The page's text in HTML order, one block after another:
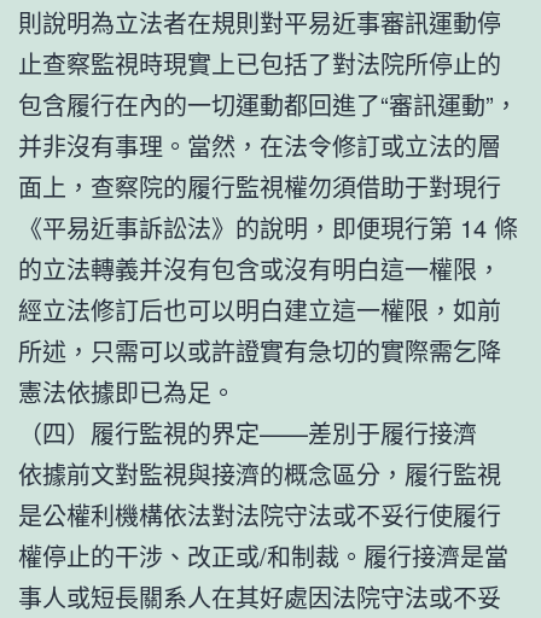
則說明為立法者在規則對平易近事審訊運動停
止查察監視時現實上已包括了對法院所停止的
包含履行在內的一切運動都回進了“審訊運動”，
并非沒有事理。當然，在法令修訂或立法的層
面上，查察院的履行監視權勿須借助于對現行
《平易近事訴訟法》的說明，即便現行第 14 條
的立法轉義并沒有包含或沒有明白這一權限，
經立法修訂后也可以明白建立這一權限，如前
所述，只需可以或許證實有急切的實際需乞降
憲法依據即已為足。
（四）履行監視的界定——差別于履行接濟
依據前文對監視與接濟的概念區分，履行監視
是公權利機構依法對法院守法或不妥行使履行
權停止的干涉、改正或/和制裁。履行接濟是當
事人或短長關系人在其好處因法院守法或不妥